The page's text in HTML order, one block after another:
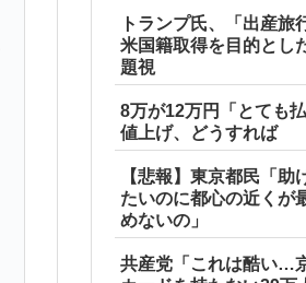
トランプ氏、「出産
米国籍取得を目的とし
題視
8万が12万円「とても
値上げ、どうすれば
【悲報】東京都民「助
たいのに都心の近くが
めないの」
共産党「これは酷い…